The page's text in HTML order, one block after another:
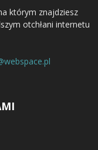
którym znajdziesz
otchłani internetu